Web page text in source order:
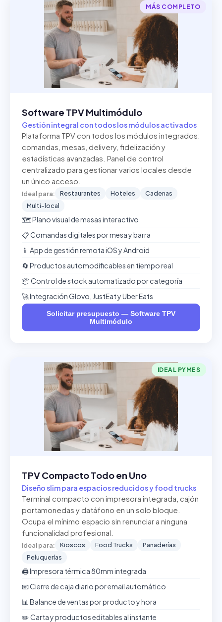
MÁS COMPLETO
Software TPV Multimódulo
Gestión integral con todos los módulos activados
Plataforma TPV con todos los módulos integrados:
comandas, mesas, delivery, fidelización y
estadísticas avanzadas. Panel de control
centralizado para gestionar varios locales desde
un único acceso.
Ideal para: Restaurantes Hoteles
Cadenas
Multi-local
🗺️ Plano visual de mesas interactivo
📋 Comandas digitales por mesa y barra
📱 App de gestión remota iOS y Android
🔄 Productos automodificables en tiempo real
📦 Control de stock automatizado por categoría
🚀 Integración Glovo, JustEat y Uber Eats
Solicitar presupuesto — Software TPV
Multimódulo
IDEAL PYMES
TPV Compacto Todo en Uno
Diseño slim para espacios reducidos y food trucks
Terminal compacto con impresora integrada, cajón
portamonedas y datáfono en un solo bloque.
Ocupa el mínimo espacio sin renunciar a ninguna
funcionalidad profesional.
Ideal para: Kioscos Food Trucks
Panaderías
Peluquerías
🖨️ Impresora térmica 80mm integrada
📧 Cierre de caja diario por email automático
📊 Balance de ventas por producto y hora
✏️ Carta y productos editables al instante